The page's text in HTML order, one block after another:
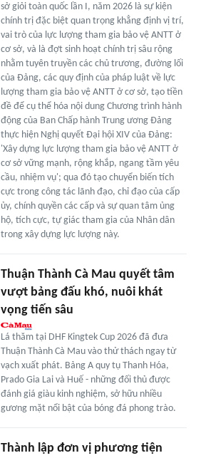
sở giỏi toàn quốc lần I, năm 2026 là sự kiện
chính trị đặc biệt quan trọng khẳng định vị trí,
vai trò của lực lượng tham gia bảo vệ ANTT ở
cơ sở, và là đợt sinh hoạt chính trị sâu rộng
nhằm tuyên truyền các chủ trương, đường lối
của Đảng, các quy định của pháp luật về lực
lượng tham gia bảo vệ ANTT ở cơ sở, tạo tiền
đề để cụ thể hóa nội dung Chương trình hành
động của Ban Chấp hành Trung ương Đảng
thực hiện Nghị quyết Đại hội XIV của Đảng:
'Xây dựng lực lượng tham gia bảo vệ ANTT ở
cơ sở vững mạnh, rộng khắp, ngang tầm yêu
cầu, nhiệm vụ'; qua đó tạo chuyển biến tích
cực trong công tác lãnh đạo, chỉ đạo của cấp
ủy, chính quyền các cấp và sự quan tâm ủng
hộ, tích cực, tự giác tham gia của Nhân dân
trong xây dựng lực lượng này.
Thuận Thành Cà Mau quyết tâm
vượt bảng đấu khó, nuôi khát
vọng tiến sâu
Lá thăm tại DHF Kingtek Cup 2026 đã đưa
Thuận Thành Cà Mau vào thử thách ngay từ
vạch xuất phát. Bảng A quy tụ Thanh Hóa,
Prado Gia Lai và Huế - những đối thủ được
đánh giá giàu kinh nghiệm, sở hữu nhiều
gương mặt nổi bật của bóng đá phong trào.
Thành lập đơn vị phương tiện